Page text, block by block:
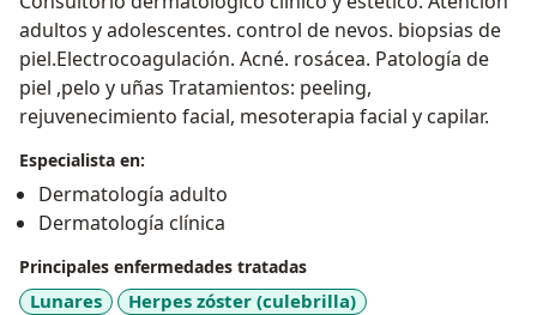
adultos y adolescentes. control de nevos. biopsias de
piel.Electrocoagulación. Acné. rosácea. Patología de
piel ,pelo y uñas Tratamientos: peeling,
rejuvenecimiento facial, mesoterapia facial y capilar.
Especialista en:
Dermatología adulto
Dermatología clínica
Principales enfermedades tratadas
Lunares
Herpes zóster (culebrilla)